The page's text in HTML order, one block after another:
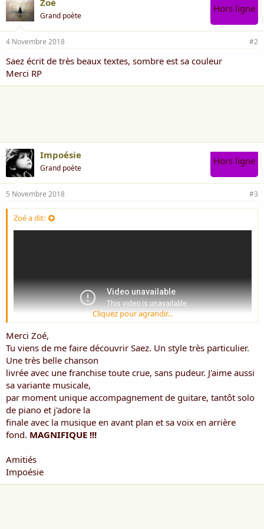
Zoé
Grand poète
Hors ligne
4 Novembre 2018 #2
Saez écrit de très beaux textes, sombre est sa couleur
Merci RP
Impoésie
Grand poète
Hors ligne
5 Novembre 2018 #3
Zoé a dit:
Cliquez pour agrandir...
Merci Zoé,
Tu viens de me faire découvrir Saez. Un style très particulier.
Une très belle chanson
livrée avec une franchise toute crue, sans pudeur. J'aime aussi
sa variante musicale,
par moment unique accompagnement de guitare, tantôt solo
de piano et j'adore la
finale avec la musique en avant plan et sa voix en arrière
fond. MAGNIFIQUE !!!
Amitiés
Impoésie